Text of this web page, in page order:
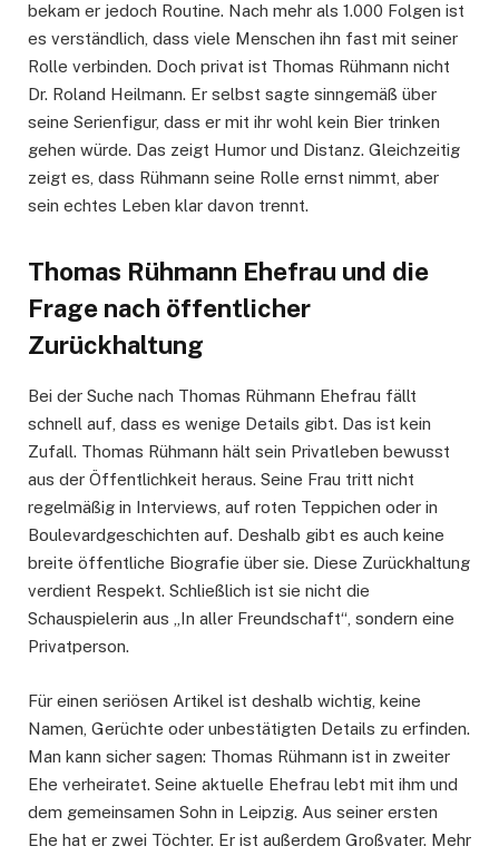
bekam er jedoch Routine. Nach mehr als 1.000 Folgen ist
es verständlich, dass viele Menschen ihn fast mit seiner
Rolle verbinden. Doch privat ist Thomas Rühmann nicht
Dr. Roland Heilmann. Er selbst sagte sinngemäß über
seine Serienfigur, dass er mit ihr wohl kein Bier trinken
gehen würde. Das zeigt Humor und Distanz. Gleichzeitig
zeigt es, dass Rühmann seine Rolle ernst nimmt, aber
sein echtes Leben klar davon trennt.
Thomas Rühmann Ehefrau und die
Frage nach öffentlicher
Zurückhaltung
Bei der Suche nach Thomas Rühmann Ehefrau fällt
schnell auf, dass es wenige Details gibt. Das ist kein
Zufall. Thomas Rühmann hält sein Privatleben bewusst
aus der Öffentlichkeit heraus. Seine Frau tritt nicht
regelmäßig in Interviews, auf roten Teppichen oder in
Boulevardgeschichten auf. Deshalb gibt es auch keine
breite öffentliche Biografie über sie. Diese Zurückhaltung
verdient Respekt. Schließlich ist sie nicht die
Schauspielerin aus „In aller Freundschaft“, sondern eine
Privatperson.
Für einen seriösen Artikel ist deshalb wichtig, keine
Namen, Gerüchte oder unbestätigten Details zu erfinden.
Man kann sicher sagen: Thomas Rühmann ist in zweiter
Ehe verheiratet. Seine aktuelle Ehefrau lebt mit ihm und
dem gemeinsamen Sohn in Leipzig. Aus seiner ersten
Ehe hat er zwei Töchter. Er ist außerdem Großvater. Mehr